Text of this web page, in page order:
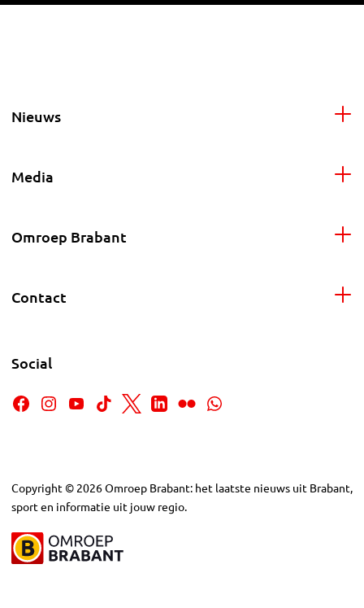
Nieuws
Media
Omroep Brabant
Contact
Social
Copyright © 2026Omroep Brabant: het laatste nieuws uit Brabant,
sport en informatie uit jouw regio.